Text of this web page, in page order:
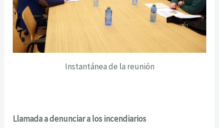
Instantánea de la reunión
Llamada a denunciar a los incendiarios